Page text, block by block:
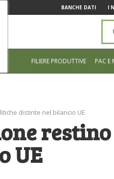
BANCHE DATI I
FILIERE PRODUTTIVE PAC E
distinte nel bilancio UE
UE